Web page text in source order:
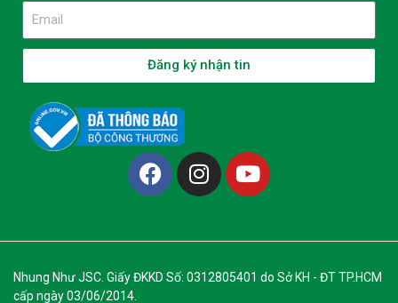
Đăng ký nhận tin
Nhung Như JSC. Giấy ĐKKD Số: 0312805401 do Sở KH - ĐT TP.HCM
cấp ngày 03/06/2014.